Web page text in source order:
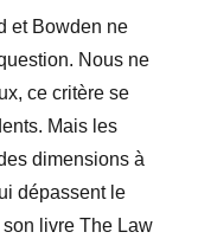
et Bowden ne
Nous ne
ce critère se
Mais les
dimensions à
dépassent le
livre The Law